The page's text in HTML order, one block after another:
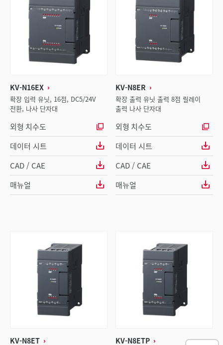
KV-N16EX
확장 입력 유닛, 16점, DC5/24V
전환, 나사 단자대
외형 치수도
데이터 시트
CAD / CAE
매뉴얼
KV-N8ER
확장 출력 유닛 출력 8점 릴레이
출력 나사 단자대
외형 치수도
데이터 시트
CAD / CAE
매뉴얼
KV-N8ET KV-N8ETP